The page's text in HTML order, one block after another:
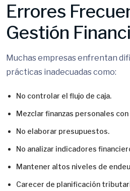
Errores
Gestión
Muchas empresas enfrentan
prácticas inadecuadas como:
No controlar el flujo de caja.
Mezclar finanzas personales
No elaborar presupuestos.
No analizar indicadores
Mantener altos niveles de
Carecer de planificación